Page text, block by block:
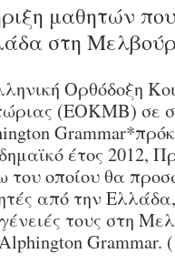
μαθητών
στη
Ορθόδοξη
(ΕΟΚΜΒ) σε
έτος 2012,
του οποίου θα
από την
τους στη
Grammar.